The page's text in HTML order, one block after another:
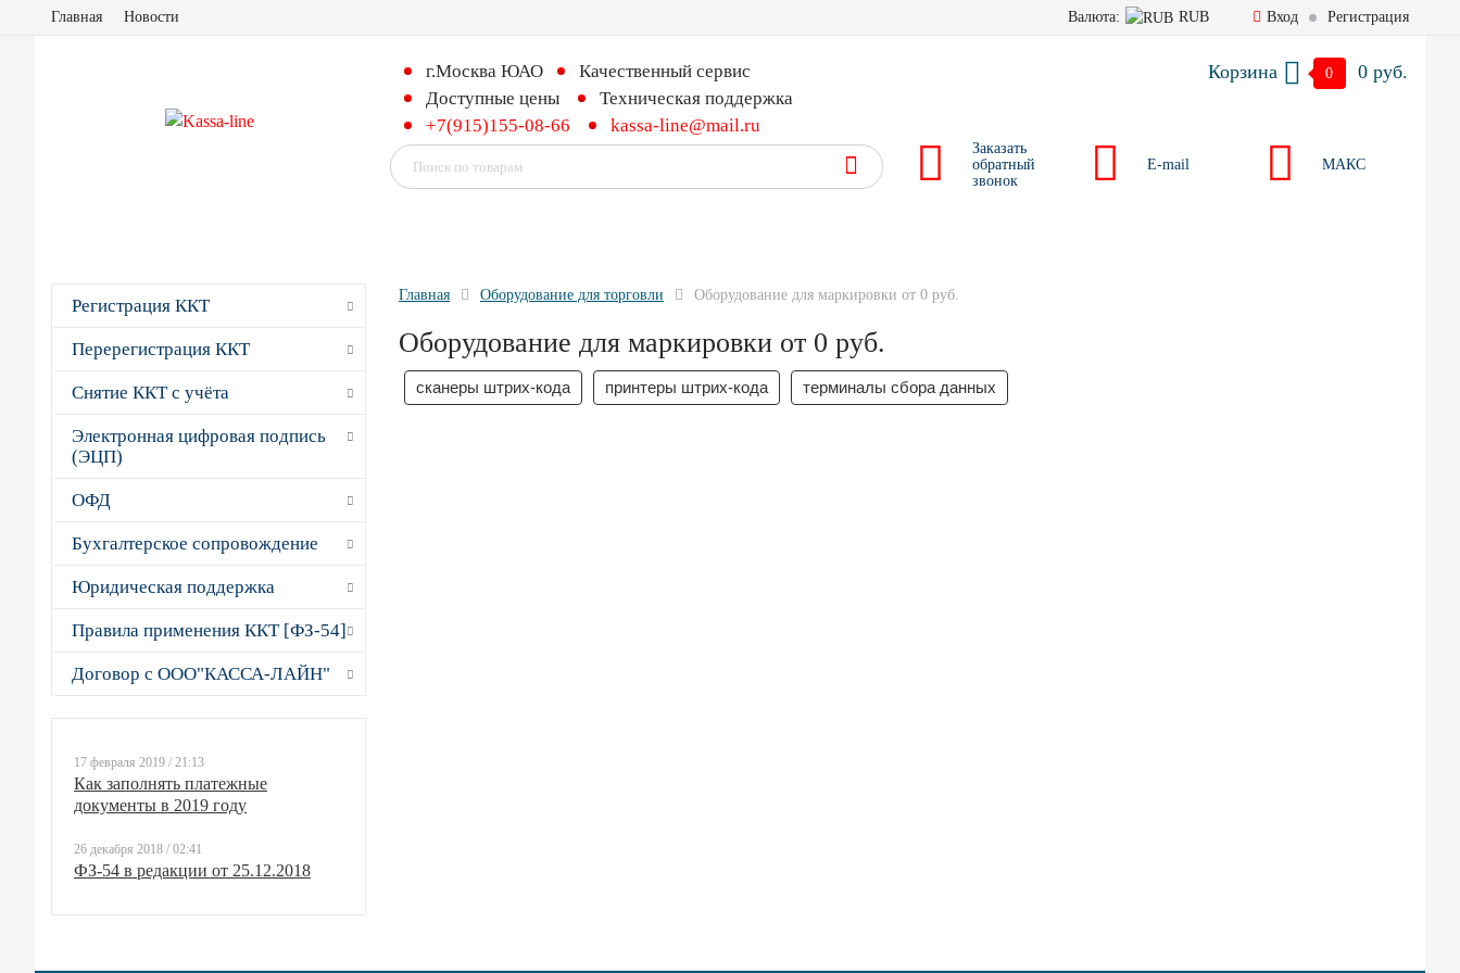
Главная Новости Валюта: RUB Вход Регистрация
г.Москва ЮАО
Качественный сервис
Доступные цены
Техническая поддержка
+7(915)155-08-66
kassa-line@mail.ru
Корзина 0 0 руб.
Заказать
обратный
звонок
E-mail МАКС
Регистрация ККТ
Перерегистрация ККТ
Снятие ККТ с учёта
Электронная цифровая подпись
(ЭЦП)
ОФД
Бухгалтерское сопровождение
Юридическая поддержка
Правила применения ККТ [ФЗ-54]
Договор с ООО"КАССА-ЛАЙН"
17 февраля 2019 / 21:13
Как заполнять платежные
документы в 2019 году
26 декабря 2018 / 02:41
ФЗ-54 в редакции от 25.12.2018
Главная Оборудование для торговли Оборудование для маркировки от 0 руб.
Оборудование для маркировки от 0 руб.
сканеры штрих-кода принтеры штрих-кода терминалы сбора данных